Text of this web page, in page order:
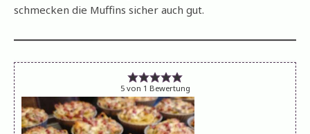
schmecken die Muffins sicher auch gut.
5von 1 Bewertung